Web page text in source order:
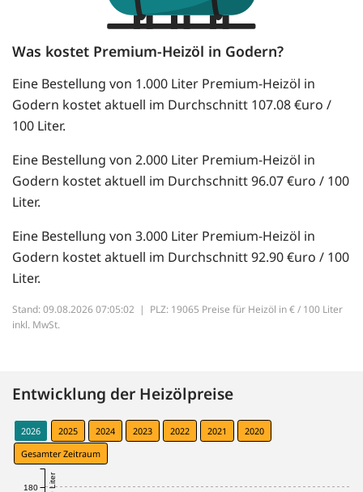
Was kostet Premium-Heizöl in Godern?
Eine Bestellung von 1.000 Liter Premium-Heizöl in
Godern kostet aktuell im Durchschnitt 107.08 €uro /
100 Liter.
Eine Bestellung von 2.000 Liter Premium-Heizöl in
Godern kostet aktuell im Durchschnitt 96.07 €uro / 100
Liter.
Eine Bestellung von 3.000 Liter Premium-Heizöl in
Godern kostet aktuell im Durchschnitt 92.90 €uro / 100
Liter.
Stand: 09.08.2026 07:05:02 | PLZ: 19065 Preise für Heizöl in € / 100 Liter
inkl. MwSt.
Entwicklung der Heizölpreise
2026 2025 2024 2023 2022 2021
2020
Gesamter Zeitraum
180